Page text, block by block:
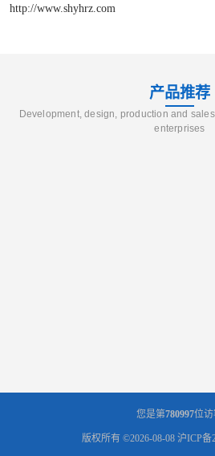
http://www.shyhrz.com
产品推荐
Development, design, production and
enterprises
您是第780997位
版权所有 ©2026-08-08 沪ICP备